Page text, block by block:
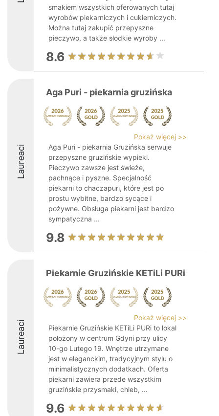
smakiem wszystkich oferowanych tutaj
wyrobów piekarniczych i cukierniczych.
Można tutaj zakupić przepyszne
pieczywo, a także słodkie wyroby ...
8.6
Laureaci
Aga Puri - piekarnia gruzińska
Pokaż więcej >>
Aga Puri - piekarnia Gruzińska serwuje
przepyszne gruzińskie wypieki.
Pieczywo zawsze jest świeże,
pachnące i pyszne. Specjalność
piekarni to chaczapuri, które jest po
prostu wybitne, bardzo sycące i
pożywne. Obsługa piekarni jest bardzo
sympatyczna ...
9.8
Laureaci
Piekarnie Gruzińskie KETiLi PURi
Pokaż więcej >>
Piekarnie Gruzińskie KETiLi PURi to lokal
położony w centrum Gdyni przy ulicy
10-go Lutego 19. Wnętrze utrzymane
jest w eleganckim, tradycyjnym stylu o
minimalistycznych dodatkach. Oferta
piekarni zawiera przede wszystkim
gruzińskie przysmaki, chleb, ...
9.6